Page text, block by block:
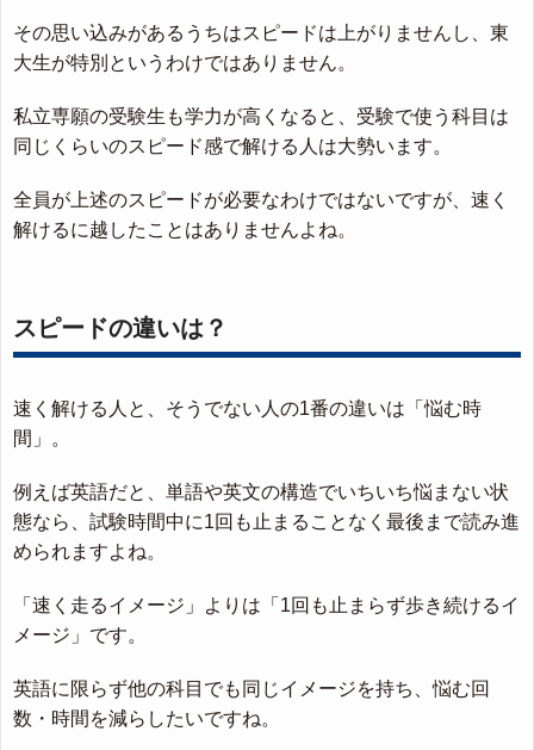
その思い込みがあるうちはスピードは上がりませんし、東
大生が特別というわけではありません。
私立専願の受験生も学力が高くなると、受験で使う科目は
同じくらいのスピード感で解ける人は大勢います。
全員が上述のスピードが必要なわけではないですが、速く
解けるに越したことはありませんよね。
スピードの違いは？
速く解ける人と、そうでない人の1番の違いは「悩む時
間」。
例えば英語だと、単語や英文の構造でいちいち悩まない状
態なら、試験時間中に1回も止まることなく最後まで読み進
められますよね。
「速く走るイメージ」よりは「1回も止まらず歩き続けるイ
メージ」です。
英語に限らず他の科目でも同じイメージを持ち、悩む回
数・時間を減らしたいですね。